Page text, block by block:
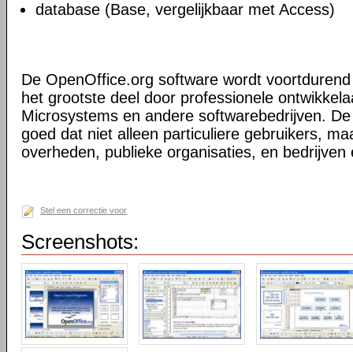
database (Base, vergelijkbaar met Access)
De OpenOffice.org software wordt
het grootste deel door professionele
Microsystems en andere softwarebedrijven.
goed dat niet alleen particuliere gebruikers,
overheden, publieke organisaties, en
Stel een correctie voor
Screenshots: